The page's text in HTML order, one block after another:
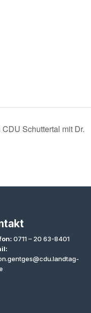
Schuttertal mit Dr.
0711 – 20 63-8401